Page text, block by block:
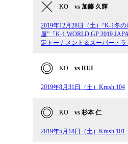
KO vs 加藤 久輝
2019年12月28日（土）“K-1冬
屋”「K-1 WORLD GP 2019
定トーナメント＆スーパー・ラ
KO vs RUI
2019年8月31日（土）Krush.104
KO vs 杉本 仁
2019年5月18日（土）Krush.101